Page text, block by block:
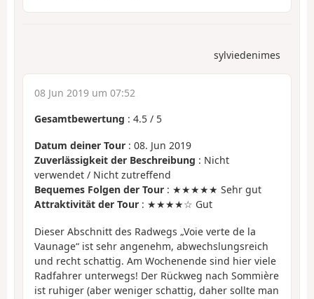
sylviedenimes
08 Jun 2019 um 07:52
Gesamtbewertung : 4.5 / 5
Datum deiner Tour : 08. Jun 2019
Zuverlässigkeit der Beschreibung : Nicht
verwendet / Nicht zutreffend
Bequemes Folgen der Tour : ★★★★★ Sehr gut
Attraktivität der Tour : ★★★★☆ Gut
Dieser Abschnitt des Radwegs „Voie verte de la
Vaunage“ ist sehr angenehm, abwechslungsreich
und recht schattig. Am Wochenende sind hier viele
Radfahrer unterwegs! Der Rückweg nach Sommière
ist ruhiger (aber weniger schattig, daher sollte man